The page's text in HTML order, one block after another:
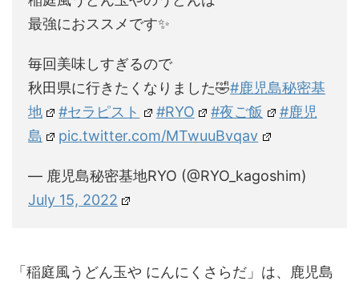
最強におススメです✨
毎回美味しすぎるので
秋田県に行きたくなりました🤣#鹿児島秘密基
地
#セラピスト #RYO #夜ご飯
#鹿児
島
pic.twitter.com/MTwuuBvqav
— 鹿児島秘密基地RYO (@RYO_kagoshim)
July 15, 2022
「稲庭風うどん玉や にんにくさらだ」は、鹿児島